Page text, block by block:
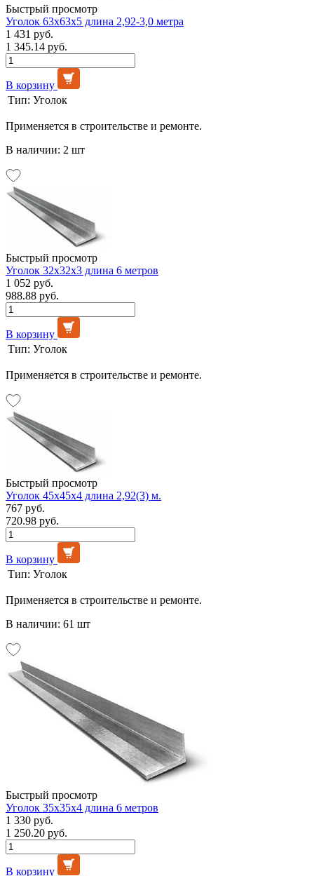
Быстрый просмотр
Уголок 63х63х5 длина 2,92-3,0 метра
1 431 руб.
1 345.14 руб.
В корзину
Тип: Уголок
Применяется в строительстве и ремонте.
В наличии: 2 шт
Быстрый просмотр
Уголок 32х32х3 длина 6 метров
1 052 руб.
988.88 руб.
В корзину
Тип: Уголок
Применяется в строительстве и ремонте.
Быстрый просмотр
Уголок 45х45х4 длина 2,92(3) м.
767 руб.
720.98 руб.
В корзину
Тип: Уголок
Применяется в строительстве и ремонте.
В наличии: 61 шт
Быстрый просмотр
Уголок 35х35х4 длина 6 метров
1 330 руб.
1 250.20 руб.
В корзину